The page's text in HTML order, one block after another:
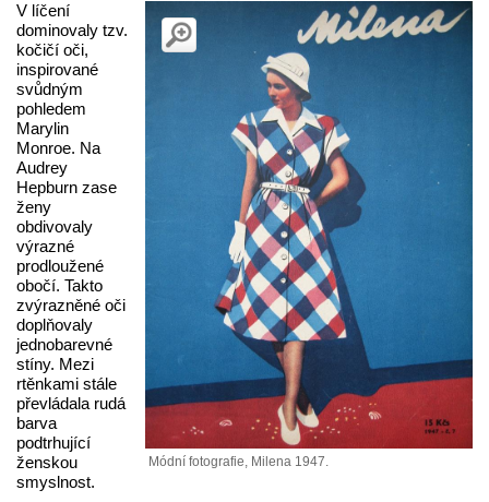
Módní fotografie, Milena 1947.
V líčení
dominovaly tzv.
kočičí oči,
inspirované
svůdným
pohledem
Marylin
Monroe. Na
Audrey
Hepburn zase
ženy
obdivovaly
výrazné
prodloužené
obočí. Takto
zvýrazněné oči
doplňovaly
jednobarevné
stíny. Mezi
rtěnkami stále
převládala rudá
barva
podtrhující
ženskou
smyslnost.